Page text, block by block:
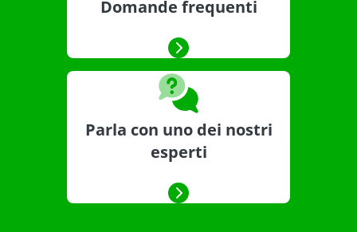
Domande frequenti
Parla con uno dei nostri
esperti